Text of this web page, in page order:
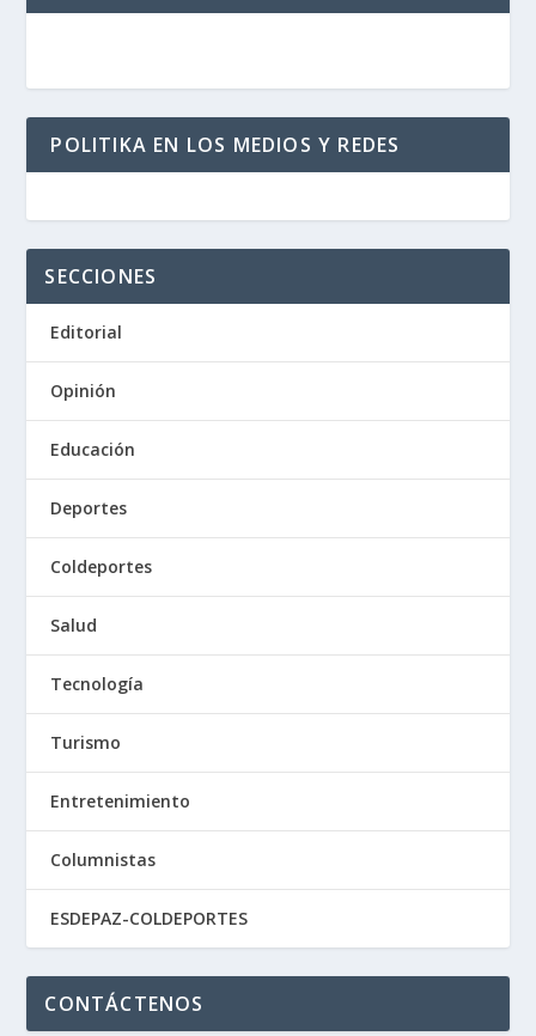
POLITIKA EN LOS MEDIOS Y REDES
SECCIONES
Editorial
Opinión
Educación
Deportes
Coldeportes
Salud
Tecnología
Turismo
Entretenimiento
Columnistas
ESDEPAZ-COLDEPORTES
CONTÁCTENOS